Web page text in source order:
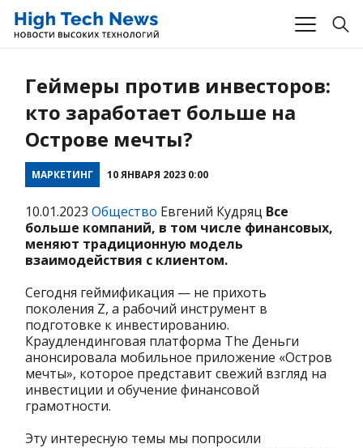
Геймеры против инвесторов:
кто заработает больше на
Острове мечты?
МАРКЕТИНГ 10 ЯНВАРЯ 2023 0:00
10.01.2023 Общество Евгений Кудряц Все
больше компаний, в том числе финансовых,
меняют традиционную модель
взаимодействия с клиентом.
Сегодня геймификация — не прихоть
поколения Z, а рабочий инструмент в
подготовке к инвестированию.
Краудлендинговая платформа The Деньги
анонсировала мобильное приложение «Остров
мечты», которое представит свежий взгляд на
инвестиции и обучение финансовой
грамотности.
Эту интересную темы мы попросили